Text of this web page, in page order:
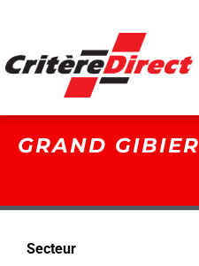
GRAND GIBIER
Secteur